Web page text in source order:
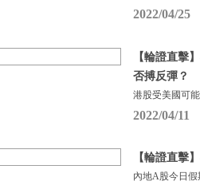
2022/04/25
【輪證直擊
否搏反彈？
港股受美國可
2022/04/11
【輪證直擊
內地A股今日假